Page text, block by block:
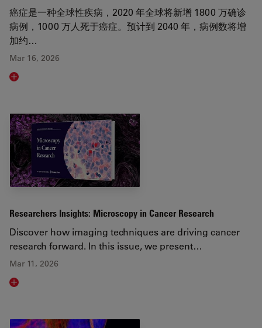
癌症是一种全球性疾病，2020 年全球将新增 1800 万确诊
病例，1000 万人死于癌症。预计到 2040 年，病例数将增
加约…
Mar 16, 2026
Read article
Researchers Insights: Microscopy in Cancer Research
Discover how imaging techniques are driving cancer
research forward. In this issue, we present…
Mar 11, 2026
Read article